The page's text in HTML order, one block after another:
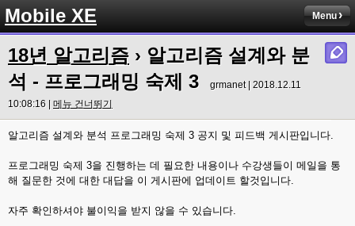
Mobile XE Menu
18년 알고리즘 › 알고리즘 설계와 분
석 - 프로그래밍 숙제 3
grmanet | 2018.12.11
10:08:16 | 메뉴 건너뛰기
알고리즘 설계와 분석 프로그래밍 숙제 3 공지 및 피드백 게시판입니다.
프로그래밍 숙제 3을 진행하는 데 필요한 내용이나 수강생들이 메일을 통
해 질문한 것에 대한 대답을 이 게시판에 업데이트 할것입니다.
자주 확인하셔야 불이익을 받지 않을 수 있습니다.